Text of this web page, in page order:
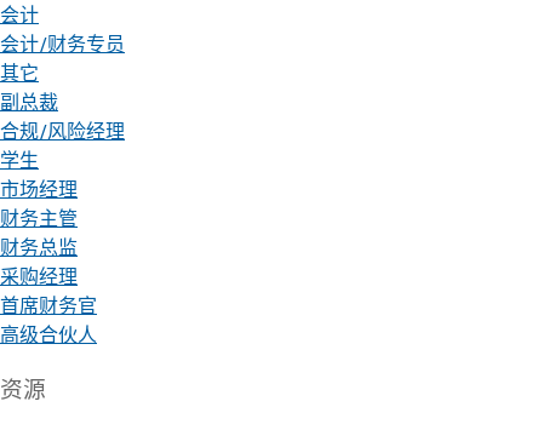
会计
会计/财务专员
其它
副总裁
合规/风险经理
学生
市场经理
财务主管
财务总监
采购经理
首席财务官
高级合伙人
资源